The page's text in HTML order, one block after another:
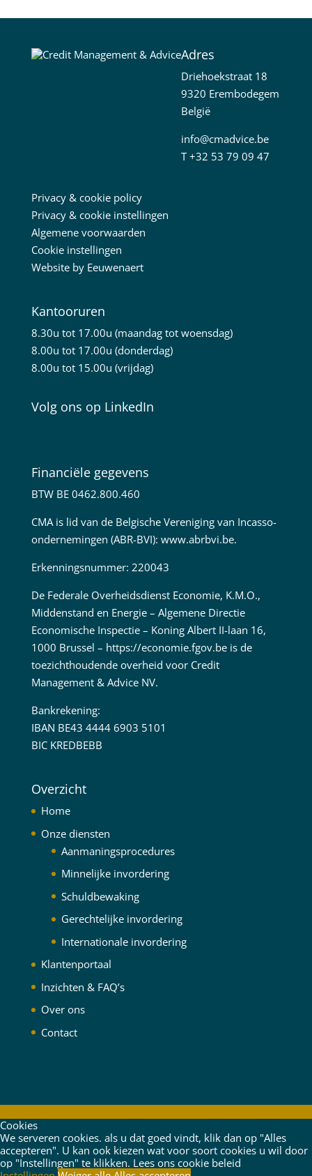
Adres
Driehoekstraat 18
9320 Erembodegem
België
info@cmadvice.be
T+32 53 79 09 47
Privacy & cookie policy
Privacy & cookie instellingen
Algemene voorwaarden
Cookie instellingen
Website by Eeuwenaert
Kantooruren
8.30u tot 17.00u (maandag tot woensdag)
8.00u tot 17.00u (donderdag)
8.00u tot 15.00u (vrijdag)
Volg ons op LinkedIn
Financiële gegevens
BTW BE 0462.800.460
CMA is lid van de Belgische Vereniging van Incasso-
ondernemingen (ABR-BVI): www.abrbvi.be.
Erkenningsnummer: 220043
De Federale Overheidsdienst Economie, K.M.O.,
Middenstand en Energie – Algemene Directie
Economische Inspectie – Koning Albert II-laan 16,
1000 Brussel – https://economie.fgov.beis de
toezichthoudende overheid voor Credit
Management & Advice NV.
Bankrekening:
IBAN BE43 4444 6903 5101
BIC KREDBEBB
Overzicht
Home
Onze diensten
Aanmaningsprocedures
Minnelijke invordering
Schuldbewaking
Gerechtelijke invordering
Internationale invordering
Klantenportaal
Inzichten & FAQ’s
Over ons
Contact
Cookies
We serveren cookies. als u dat goed vindt, klik dan op "Alles
accepteren". U kan ook kiezen wat voor soort cookies u wil door
op "Instellingen" te klikken. Lees ons cookie beleid